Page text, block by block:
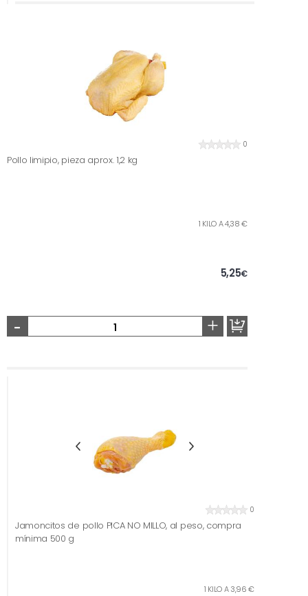
0
Pollo limipio, pieza aprox. 1,2 kg
1 KILO A 4,38 €
5,25€
- +
0
Jamoncitos de pollo PICA NO MILLO, al peso, compra
mínima 500 g
1 KILO A 3,96 €